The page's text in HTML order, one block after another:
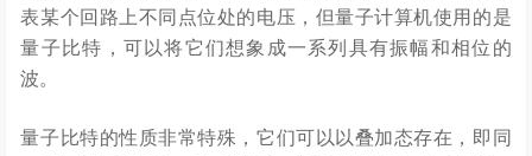
表某个回路上不同点位处的电压，但量子计算机使用的是
量子比特，可以将它们想象成一系列具有振幅和相位的
波。
量子比特的性质非常特殊，它们可以以叠加态存在，即同